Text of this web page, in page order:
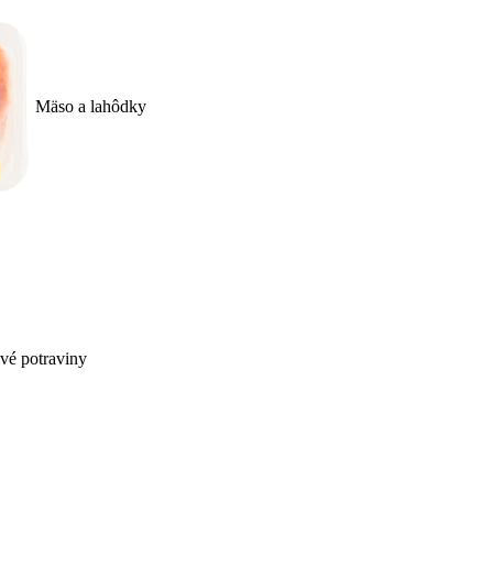
Mäso a lahôdky
potraviny